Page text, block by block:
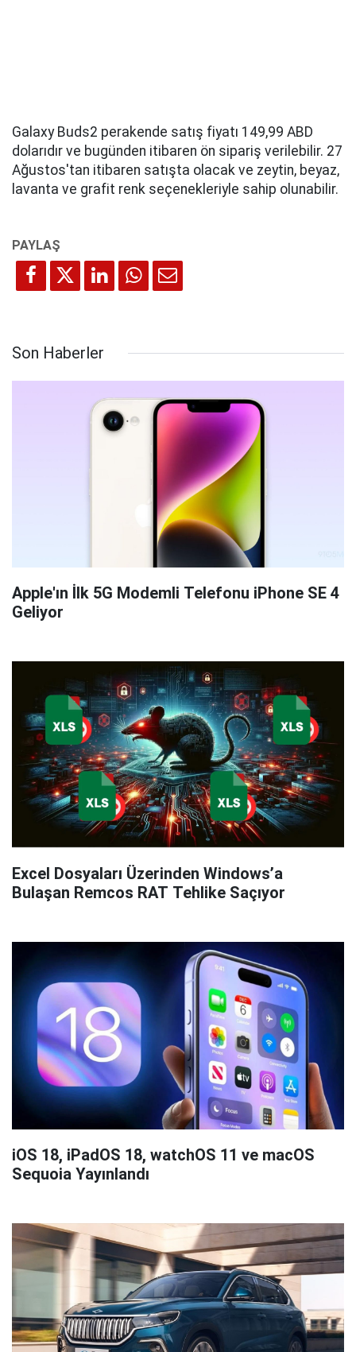
Galaxy Buds2 perakende satış fiyatı 149,99 ABD
dolarıdır ve bugünden itibaren ön sipariş verilebilir. 27
Ağustos'tan itibaren satışta olacak ve zeytin, beyaz,
lavanta ve grafit renk seçenekleriyle sahip olunabilir.
Son Haberler
Apple'ın İlk 5G Modemli Telefonu iPhone SE 4
Geliyor
Excel Dosyaları Üzerinden Windows’a
Bulaşan Remcos RAT Tehlike Saçıyor
iOS 18, iPadOS 18, watchOS 11 ve macOS
Sequoia Yayınlandı